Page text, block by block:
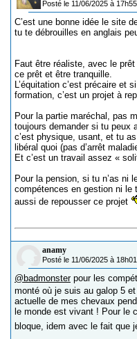
Posté le 11/06/2025 à 17h55
C’est une bonne idée le site
tu te débrouilles en anglais
Faut être réaliste, avec le
ce prêt et être tranquille.
L’équitation c’est précaire et
formation, c’est un projet à
Pour la partie maréchal, pas
toujours demander si tu peux
c’est physique, usant, et tu
libéral quoi (pas d’arrêt
Et c’est un travail assez «
Pour la pension, si tu n’as ni
compétences en gestion ni
aussi de repousser ce projet
anamy
Posté le 11/06/2025 à 18h01
@badmonster pour les
monté où je suis au galop 5
actuelle de mes chevaux
le monde est vivant ! Pour le
bloque, idem avec le fait que